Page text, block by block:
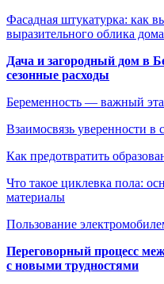
Фасадная штукатурка: как
выразительного облика дома
Дача и загородный дом в
сезонные расходы
Беременность — важный
Взаимосвязь уверенности
Как предотвратить
Что такое циклевка пола:
материалы
Пользование
Переговорный процесс
с новыми трудностями